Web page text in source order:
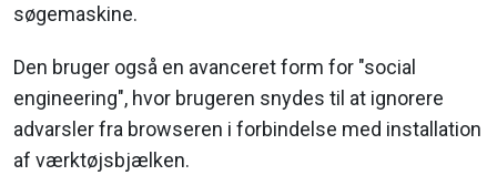
søgemaskine.
Den bruger også en avanceret form for "social
engineering", hvor brugeren snydes til at ignorere
advarsler fra browseren i forbindelse med installation
af værktøjsbjælken.